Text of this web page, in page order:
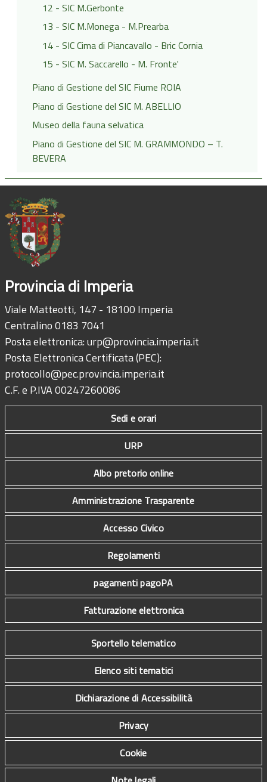
12 - SIC M.Gerbonte
13 - SIC M.Monega - M.Prearba
14 - SIC Cima di Piancavallo - Bric Cornia
15 - SIC M. Saccarello - M. Fronte'
Piano di Gestione del SIC Fiume ROIA
Piano di Gestione del SIC M. ABELLIO
Museo della fauna selvatica
Piano di Gestione del SIC M. GRAMMONDO – T.
BEVERA
Provincia di Imperia
Viale Matteotti, 147 - 18100 Imperia
Centralino 0183 7041
Posta elettronica:urp@provincia.imperia.it
Posta Elettronica Certificata (PEC):
protocollo@pec.provincia.imperia.it
C.F. e P.IVA 00247260086
Sedi e orari
URP
Albo pretorio online
Amministrazione Trasparente
Accesso Civico
Regolamenti
pagamenti pagoPA
Fatturazione elettronica
Sportello telematico
Elenco siti tematici
Dichiarazione di Accessibilità
Privacy
Cookie